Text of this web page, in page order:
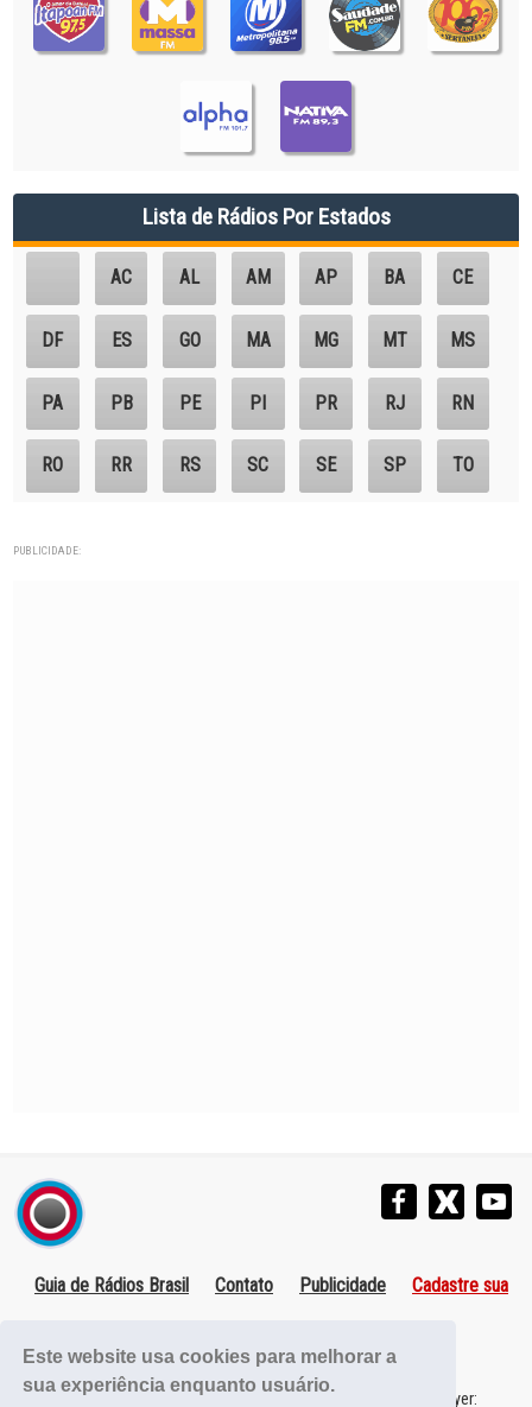
Este website usa cookies para melhorar a
sua experiência enquanto usuário.
Lista de Rádios Por Estados
AC AL AM AP BA CE
DF ES GO MA MG MT MS
PA PB PE PI PR RJ RN
RO RR RS SC SE SP TO
PUBLICIDADE:
Guia de Rádios Brasil Contato Publicidade Cadastre sua
Solicitação Retirada Player da Rádio / Comunicar erro no player: